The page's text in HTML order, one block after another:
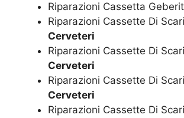
Riparazioni Cassetta Geberit
Riparazioni Cassette Di
Cerveteri
Riparazioni Cassette Di
Cerveteri
Riparazioni Cassette Di
Cerveteri
Riparazioni Cassette Di